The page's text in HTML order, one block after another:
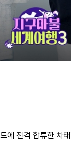
에 전격 합류한